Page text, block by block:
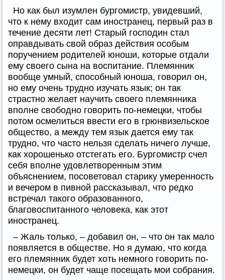
Но как был изумлен бургомистр, увидевший,
что к нему входит сам иностранец, первый раз в
течение десяти лет! Старый господин стал
оправдывать свой образ действия особым
поручением родителей юноши, которые отдали
ему своего сына на воспитание. Племянник
вообще умный, способный юноша, говорил он,
но ему очень трудно изучать язык; он так
страстно желает научить своего племянника
вполне свободно говорить по-немецки, чтобы
потом осмелиться ввести его в грюнвизельское
общество, а между тем язык дается ему так
трудно, что часто нельзя сделать ничего лучше,
как хорошенько отстегать его. Бургомистр счел
себя вполне удовлетворенным этим
объяснением, посоветовал старику умеренность
и вечером в пивной рассказывал, что редко
встречал такого образованного,
благовоспитанного человека, как этот
иностранец.
– Жаль только, – добавил он, – что он так мало
появляется в обществе. Но я думаю, что когда
его племянник будет хоть немного говорить по-
немецки, он будет чаще посещать мои собрания.